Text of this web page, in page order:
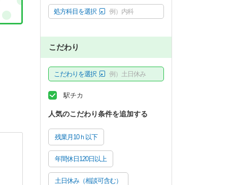
処方科目を選択 例）内科
こだわり
こだわりを選択 例）土日休み
駅チカ
人気のこだわり条件を追加する
残業月10ｈ以下
年間休日120日以上
土日休み（相談可含む）